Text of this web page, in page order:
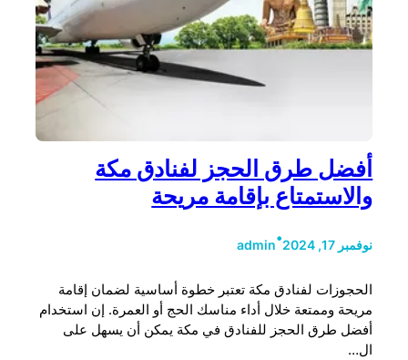
أفضل طرق الحجز لفنادق مكة
والاستمتاع بإقامة مريحة
نوفمبر 17, 2024 •
admin
الحجوزات لفنادق مكة تعتبر خطوة أساسية لضمان إقامة
مريحة وممتعة خلال أداء مناسك الحج أو العمرة. إن استخدام
أفضل طرق الحجز للفنادق في مكة يمكن أن يسهل على
ال…